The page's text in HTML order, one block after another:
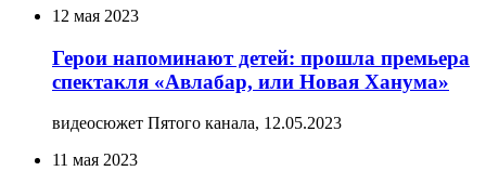
12 мая 2023
Герои напоминают детей: прошла премьера
спектакля «Авлабар, или Новая Ханума»
видеосюжет Пятого канала, 12.05.2023
11 мая 2023